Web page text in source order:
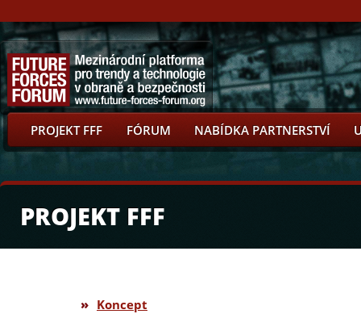
PROJEKT FFF FÓRUM NABÍDKA PARTNERSTVÍ
PROJEKT FFF
» Koncept